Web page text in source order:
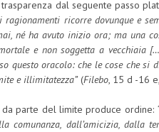
dal seguente passo
ricorre dovunque e
né ha avuto inizio ora; ma una
e non soggetta a
questo oracolo: che le cose che si
e illimitatezza”(Filebo, 15 d -16
parte del limite produce ordine:
comunanza, dall’amicizia, dalla